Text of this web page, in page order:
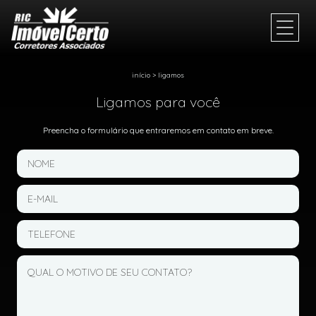
início > ligamos
Ligamos para você
Preencha o formulário que entraremos em contato em breve.